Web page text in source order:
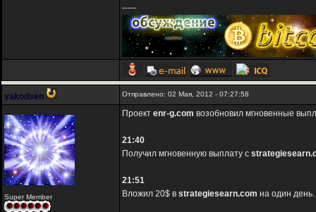
-----
yakodsen Отправлено: 02 Мая, 2012 - 07:27:58
Super Member
Проект enr-g.com возобновил мгновенные
21:40
Получил мгновенную выплату с
21:51
Вложил 20$ в strategiesearn.com на один день.